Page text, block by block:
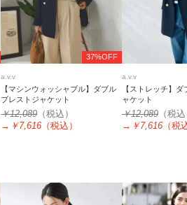
37%OFF
a.v.v
【マシンウォッシャブル】ダブル
ブレストジャケット
￥12,089（税込）
→ ￥7,616 （税込）
a.v.v
【ストレッチ】
ャケット
￥12,089（税
→ ￥7,616（税